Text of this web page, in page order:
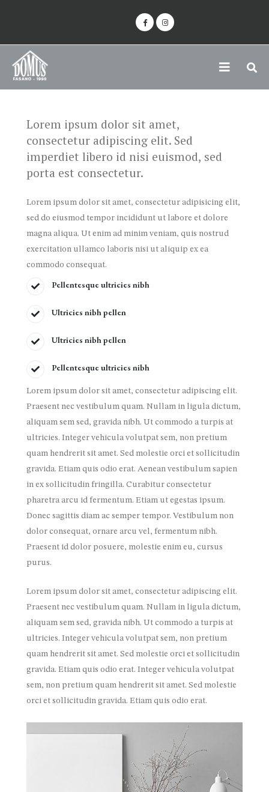
Lorem ipsum dolor sit amet,
consectetur adipiscing elit. Sed
imperdiet libero id nisi euismod, sed
porta est consectetur.
Lorem ipsum dolor sit amet, consectetur adipisicing elit,
sed do eiusmod tempor incididunt ut labore et dolore
magna aliqua. Ut enim ad minim veniam, quis nostrud
exercitation ullamco laboris nisi ut aliquip ex ea
commodo consequat.
Pellentesque ultricies nibh
Ultricies nibh pellen
Ultricies nibh pellen
Pellentesque ultricies nibh
Lorem ipsum dolor sit amet, consectetur adipiscing elit.
Praesent nec vestibulum quam. Nullam in ligula dictum,
aliquam sem sed, gravida nibh. Ut commodo a turpis at
ultricies. Integer vehicula volutpat sem, non pretium
quam hendrerit sit amet. Sed molestie orci et sollicitudin
gravida. Etiam quis odio erat. Aenean vestibulum sapien
in ex sollicitudin fringilla. Curabitur consectetur
pharetra arcu id fermentum. Etiam ut egestas ipsum.
Donec sagittis diam ac semper tempor. Vestibulum non
dolor consequat, ornare arcu vel, fermentum nibh.
Praesent id dolor posuere, molestie enim eu, cursus
purus.
Lorem ipsum dolor sit amet, consectetur adipiscing elit.
Praesent nec vestibulum quam. Nullam in ligula dictum,
aliquam sem sed, gravida nibh. Ut commodo a turpis at
ultricies. Integer vehicula volutpat sem, non pretium
quam hendrerit sit amet. Sed molestie orci et sollicitudin
gravida. Etiam quis odio erat. Integer vehicula volutpat
sem, non pretium quam hendrerit sit amet. Sed molestie
orci et sollicitudin gravida. Etiam quis odio erat.